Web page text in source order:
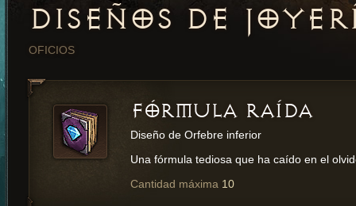
DISEÑOS DE
OFICIOS
FÓRMULA RAÍDA
Diseño de Orfebre inferior
Una fórmula tediosa que ha caído en el
Cantidad máxima 10